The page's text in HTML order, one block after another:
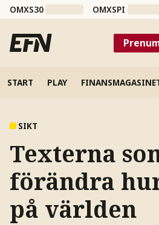
OMXS30 OMXSPI
START PLAY
SIKT
Texterna
förändra
på världen